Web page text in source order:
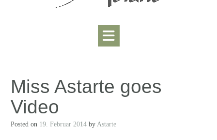
Miss Astarte goes
Video
Posted on 19. Februar 2014 by Astarte